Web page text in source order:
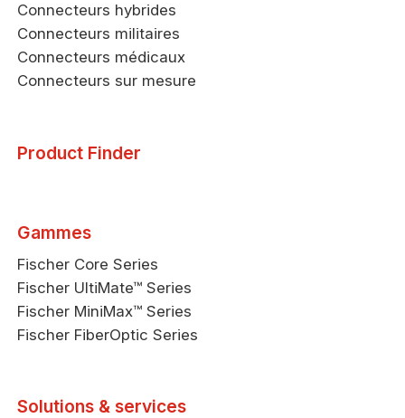
Connecteurs hybrides
Connecteurs militaires
Connecteurs médicaux
Connecteurs sur mesure
Product Finder
Gammes
Fischer Core Series
Fischer UltiMate™ Series
Fischer MiniMax™ Series
Fischer FiberOptic Series
Solutions & services